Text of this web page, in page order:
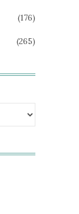
(176)
(265)